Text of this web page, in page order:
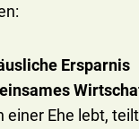
Ersparnis
einer Ehe lebt,